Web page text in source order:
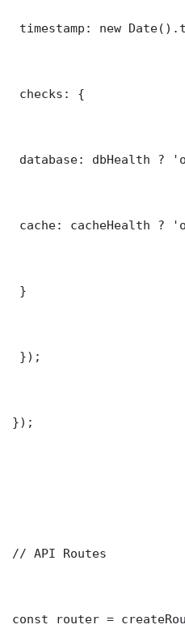
timestamp: new
checks: {
database: dbHealth
cache: cacheHealth
}
});
});
// API Routes
const router =